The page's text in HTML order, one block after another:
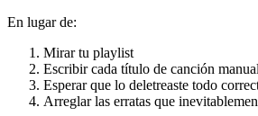
En lugar de:
Mirar tu playlist
Escribir cada título de canción
Esperar que lo deletreaste todo
Arreglar las erratas que